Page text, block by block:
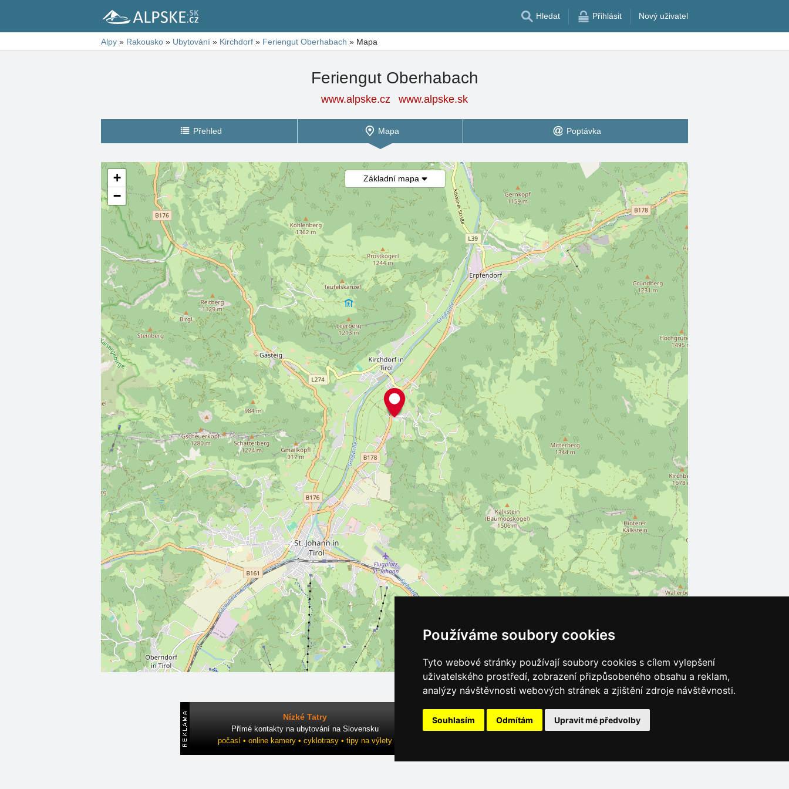
Používáme soubory cookies
Tyto webové stránky používají soubory cookies s cílem vylepšení
uživatelského prostředí, zobrazení přizpůsobeného obsahu a reklam,
analýzy návštěvnosti webových stránek a zjištění zdroje návštěvnosti.
Souhlasím Odmítám Upravit mé předvolby
Hledat Přihlásit Nový uživatel
Alpy » Rakousko » Ubytování » Kirchdorf » Feriengut Oberhabach » Mapa
Feriengut Oberhabach
www.alpske.cz www.alpske.sk
Přehled Mapa Poptávka
Základní mapa
+
−
Leaflet | ©OpenStreetMapcontributors
Nízké Tatry
Přímé kontakty na ubytování na Slovensku
počasí • online kamery • cyklotrasy • tipy na výlety